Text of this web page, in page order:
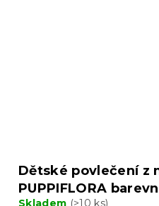
Dětské povlečení z
PUPPIFLORA
Skladem (>10 ks)